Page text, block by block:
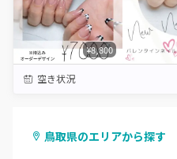
¥8,800
空き状況
鳥取県のエリアから探す